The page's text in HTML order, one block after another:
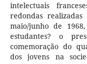
intelectuais
redondas
maio/junho de
estudantes? o
comemoração do
dos jovens na